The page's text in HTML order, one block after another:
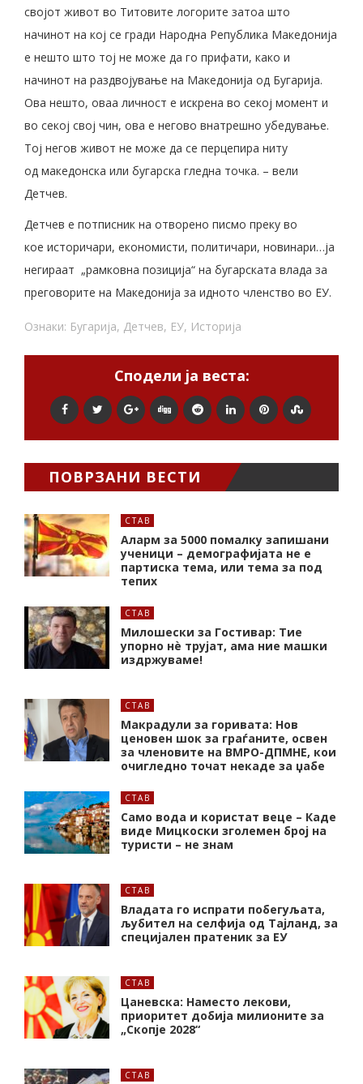
својот живот во Титовите логорите затоа што
начинот на кој се гради Народна Република Македонија
е нешто што тој не може да го прифати, како и
начинот на раздвојување на Македонија од Бугарија.
Ова нешто, оваа личност е искрена во секој момент и
во секој свој чин, ова е негово внатрешно убедување.
Тој негов живот не може да се перцепира ниту
од македонска или бугарска гледна точка. – вели
Детчев.
Детчев е потписник на отворено писмо преку во
кое историчари, економисти, политичари, новинари…ја
негираат „рамковна позиција“ на бугарската влада за
преговорите на Македонија за идното членство во ЕУ.
Ознаки: Бугарија, Детчев, ЕУ, Историја
Сподели ја веста:
ПОВРЗАНИ ВЕСТИ
СТАВ
Аларм за 5000 помалку запишани
ученици – демографијата не е
партиска тема, или тема за под
тепих
СТАВ
Милошески за Гостивар: Тие
упорно нѐ трујат, ама ние машки
издржуваме!
СТАВ
Макрадули за горивата: Нов
ценовен шок за граѓаните, освен
за членовите на ВМРО-ДПМНЕ, кои
очигледно точат некаде за џабе
СТАВ
Само вода и користат веце – Каде
виде Мицкоски зголемен број на
туристи – не знам
СТАВ
Владата го испрати побегуљата,
љубител на селфија од Тајланд, за
специјален пратеник за ЕУ
СТАВ
Цаневска: Наместо лекови,
приоритет добија милионите за
„Скопје 2028“
СТАВ